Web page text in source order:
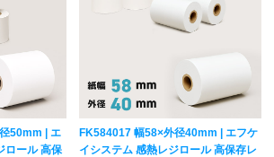
50mm | エ
ロール 高保
FK584017 幅58×外径40mm | エフケ
イシステム 感熱レジロール 高保存レ